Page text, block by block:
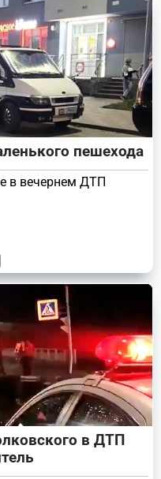
пешехода
в вечернем ДТП
в ДТП